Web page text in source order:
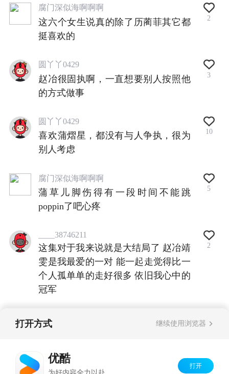
腐门深似海啊啊啊
这六个女生说真的除了历蔺菲其它都
挺喜欢的
2
圆丫丫0429
赵冶很固执啊，一直想要别人按照他
的方式做事
3
圆丫丫0429
喜欢蒲熠星，都没有与人争执，很为
别人考虑
10
腐门深似海啊啊啊
蒲草儿脚伤得有一段时间不能跳
poppin了吧心疼
5
____38746211
这集对于我来说就是大结局了 赵冶靖
雯是我最爱的一对 能一起走觉得比一
个人孤单单的走好很多 依旧我心中的
冠军
2
打开方式 继续使用浏览器
优酷
打开